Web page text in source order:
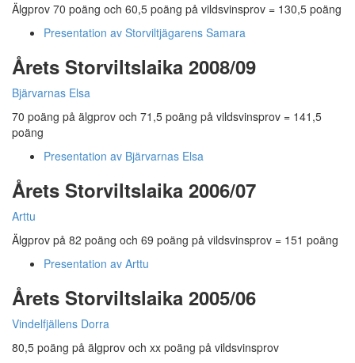
Älgprov 70 poäng och 60,5 poäng på vildsvinsprov = 130,5 poäng
Presentation av Storviltjägarens Samara
Årets Storviltslaika 2008/09
Bjärvarnas Elsa
70 poäng på älgprov och 71,5 poäng på vildsvinsprov = 141,5
poäng
Presentation av Bjärvarnas Elsa
Årets Storviltslaika 2006/07
Arttu
Älgprov på 82 poäng och 69 poäng på vildsvinsprov = 151 poäng
Presentation av Arttu
Årets Storviltslaika 2005/06
Vindelfjällens Dorra
80,5 poäng på älgprov och xx poäng på vildsvinsprov